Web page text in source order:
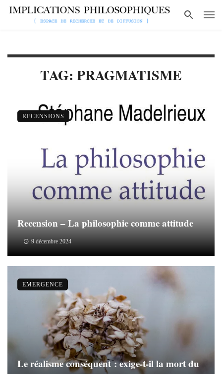
TAG: PRAGMATISME
Recension – La philosophie comme attitude
9 décembre 2024
RECENSIONS
Le réalisme conséquent : exige-t-il la mort du
EMERGENCE